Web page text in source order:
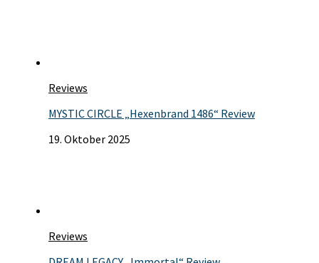
Reviews
MYSTIC CIRCLE „Hexenbrand 1486“ Review
19. Oktober 2025
Reviews